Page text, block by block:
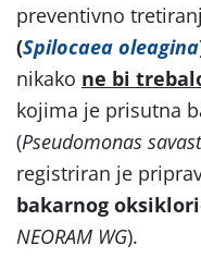
preventivno
(Spilocaea oleagina
nikako ne bi
kojima je prisutna
(Pseudomonas
registriran je
bakarnog
NEORAM WG).